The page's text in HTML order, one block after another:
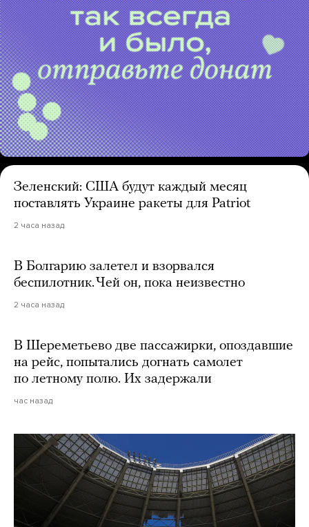
Зеленский: США будут каждый месяц
поставлять Украине ракеты для Patriot
2 часа назад
В Болгарию залетел и взорвался
беспилотник. Чей он, пока неизвестно
2 часа назад
В Шереметьево две пассажирки, опоздавшие
на рейс, попытались догнать самолет
по летному полю. Их задержали
час назад